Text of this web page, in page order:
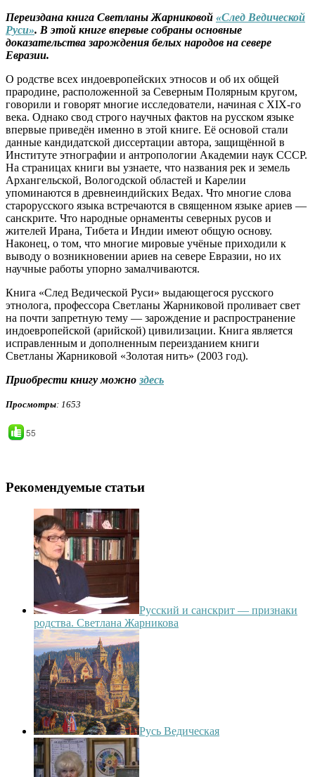
Переиздана книга Светланы Жарниковой «След Ведической
Руси». В этой книге впервые собраны основные
доказательства зарождения белых народов на севере
Евразии.
О родстве всех индоевропейских этносов и об их общей
прародине, расположенной за Северным Полярным кругом,
говорили и говорят многие исследователи, начиная с XIX-го
века. Однако свод строго научных фактов на русском языке
впервые приведён именно в этой книге. Её основой стали
данные кандидатской диссертации автора, защищённой в
Институте этнографии и антропологии Академии наук СССР.
На страницах книги вы узнаете, что названия рек и земель
Архангельской, Вологодской областей и Карелии
упоминаются в древнеиндийских Ведах. Что многие слова
старорусского языка встречаются в священном языке ариев —
санскрите. Что народные орнаменты северных русов и
жителей Ирана, Тибета и Индии имеют общую основу.
Наконец, о том, что многие мировые учёные приходили к
выводу о возникновении ариев на севере Евразии, но их
научные работы упорно замалчиваются.
Книга «След Ведической Руси» выдающегося русского
этнолога, профессора Светланы Жарниковой проливает свет
на почти запретную тему — зарождение и распространение
индоевропейской (арийской) цивилизации. Книга является
исправленным и дополненным переизданием книги
Светланы Жарниковой «Золотая нить» (2003 год).
Приобрести книгу можно здесь
Просмотры: 1653
55
Рекомендуемые статьи
Русский и санскрит — признаки
родства. Светлана Жарникова
Русь Ведическая